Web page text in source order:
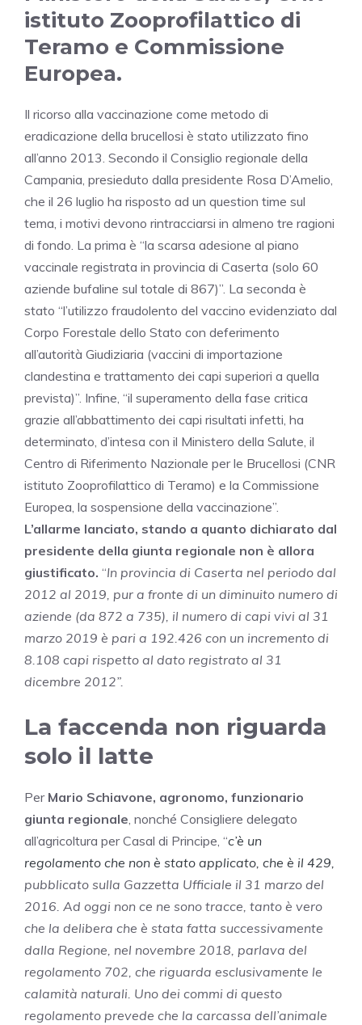
istituto Zooprofilattico di
Teramo e Commissione
Europea.
Il ricorso alla vaccinazione come metodo di
eradicazione della brucellosi è stato utilizzato fino
all’anno 2013. Secondo il Consiglio regionale della
Campania, presieduto dalla presidente Rosa D’Amelio,
che il 26 luglio ha risposto ad un question time sul
tema, i motivi devono rintracciarsi in almeno tre ragioni
di fondo. La prima è “la scarsa adesione al piano
vaccinale registrata in provincia di Caserta (solo 60
aziende bufaline sul totale di 867)”. La seconda è
stato “l’utilizzo fraudolento del vaccino evidenziato dal
Corpo Forestale dello Stato con deferimento
all’autorità Giudiziaria (vaccini di importazione
clandestina e trattamento dei capi superiori a quella
prevista)”. Infine, “il superamento della fase critica
grazie all’abbattimento dei capi risultati infetti, ha
determinato, d’intesa con il Ministero della Salute, il
Centro di Riferimento Nazionale per le Brucellosi (CNR
istituto Zooprofilattico di Teramo) e la Commissione
Europea, la sospensione della vaccinazione”.
L’allarme lanciato, stando a quanto dichiarato dal
presidente della giunta regionale non è allora
giustificato. “In provincia di Caserta nel periodo dal
2012 al 2019, pur a fronte di un diminuito numero di
aziende (da 872 a 735), il numero di capi vivi al 31
marzo 2019 è pari a 192.426 con un incremento di
8.108 capi rispetto al dato registrato al 31
dicembre 2012”.
La faccenda non riguarda
solo il latte
Per Mario Schiavone, agronomo, funzionario
giunta regionale, nonché Consigliere delegato
all’agricoltura per Casal di Principe, “c’è un
regolamento che non è stato applicato, che è il 429,
pubblicato sulla Gazzetta Ufficiale il 31 marzo del
2016. Ad oggi non ce ne sono tracce, tanto è vero
che la delibera che è stata fatta successivamente
dalla Regione, nel novembre 2018, parlava del
regolamento 702, che riguarda esclusivamente le
calamità naturali. Uno dei commi di questo
regolamento prevede che la carcassa dell’animale